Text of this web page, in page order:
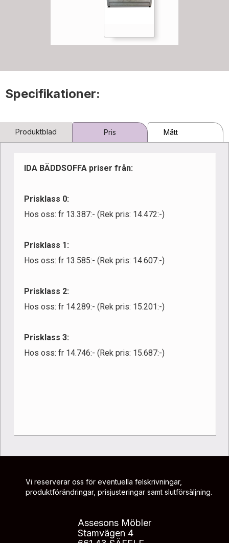
Specifikationer:
Produktblad Pris Mått
IDA BÄDDSOFFA priser från:
Prisklass 0:
Hos oss: fr 13.387:- (Rek pris: 14.472:-)
Prisklass 1:
Hos oss: fr 13.585:- (Rek pris: 14.607:-)
Prisklass 2:
Hos oss: fr 14.289:- (Rek pris: 15.201:-)
Prisklass 3:
Hos oss: fr 14.746:- (Rek pris: 15.687:-)
Vi reserverar oss för eventuella felskrivningar,
produktförändringar, prisjusteringar samt slutförsäljning.
Assesons Möbler
Stamvägen 4